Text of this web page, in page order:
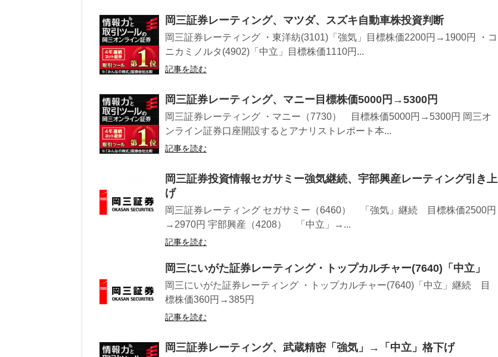
岡三証券レーティング、マツダ、スズキ自動車株投資判断
岡三証券レーティング ・東洋紡(3101)「強気」目標株価2200円→1900円 ・コ
ニカミノルタ(4902)「中立」目標株価1110円...
記事を読む
岡三証券レーティング、マニー目標株価5000円→5300円
岡三証券レーティング ・マニー（7730） 目標株価5000円→5300円 岡三オ
ンライン証券口座開設するとアナリストレポート本...
記事を読む
岡三証券投資情報セガサミー強気継続、宇部興産レーティング引き上
げ
岡三証券レーティング セガサミー（6460） 「強気」継続 目標株価2500円
→2970円 宇部興産（4208） 「中立」→...
記事を読む
岡三にいがた証券レーティング・トップカルチャー(7640)「中立」
岡三にいがた証券レーティング ・トップカルチャー(7640)「中立」継続 目
標株価360円→385円
記事を読む
岡三証券レーティング、武蔵精密「強気」→「中立」格下げ